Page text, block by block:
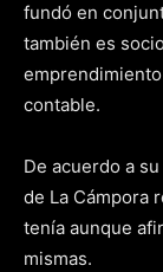
fundó en
también es
contable.
De acuerdo a
de La Cámpora
tenía aunque
mismas.